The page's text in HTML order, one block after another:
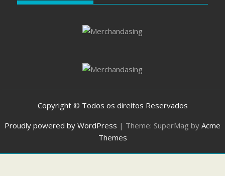
Copyright © Todos os direitos Reservados
Proudly powered by WordPress | Theme: SuperMag by Acme
Themes